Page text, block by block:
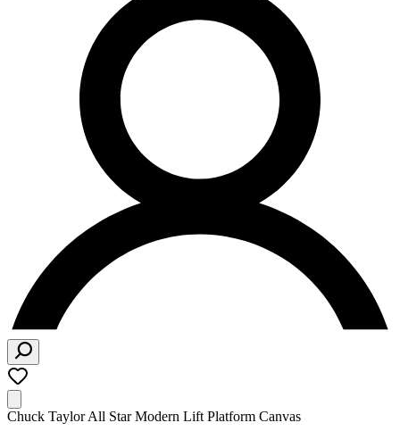
Chuck Taylor All Star Modern Lift Platform Canvas